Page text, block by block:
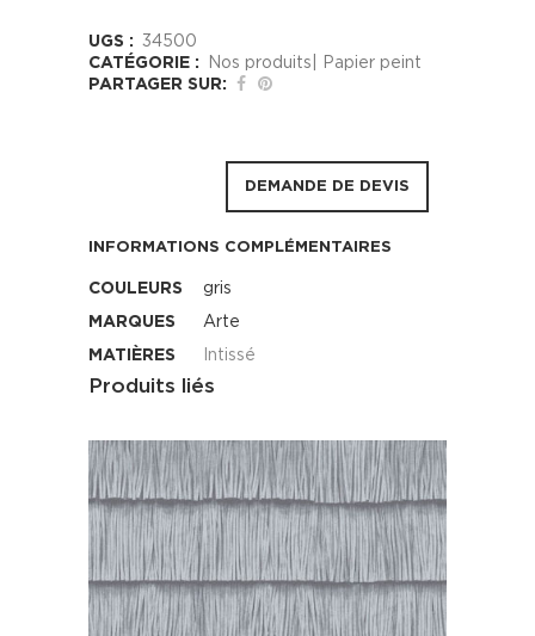
UGS : 34500
CATÉGORIE :
Nos produits| Papier peint
PARTAGER SUR:
DEMANDE DE DEVIS
INFORMATIONS COMPLÉMENTAIRES
COULEURS
gris
MARQUES
Arte
MATIÈRES
Intissé
Produits liés